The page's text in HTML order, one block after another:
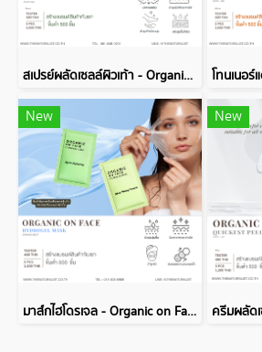
สเปรย์ผลัดเซลล์ผิวเท้า - Organic Mentha Peeling Foot Spray
New
มาส์กไฮโดรเจล - Organic on Face Hydrogel Mask
New